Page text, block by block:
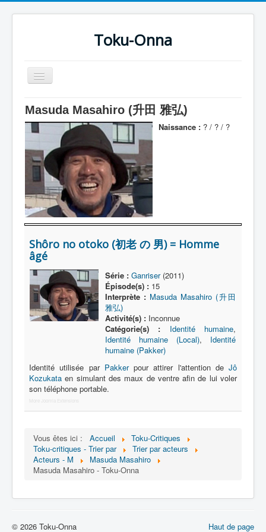
Toku-Onna
Basculer
la
Accueil
Toku-Actrices
Toku-Critiques
Séries
Films
COSAA
Dessins
Artiste Asperger
Lexique
Série
Acteur
Transformation
Équipement
Mecha
Lieu
Épisode
Masuda Masahiro (升田 雅弘)
Naissance : ? / ? / ?
Shôro no otoko (初老 の 男) = Homme
âgé
Série : Ganriser(2011)
Épisode(s) :15
Interprète : Masuda Masahiro (升田
雅弘)
Activité(s) :Inconnue
Catégorie(s) :
Identité humaine,
Identité humaine (Local), Identité
humaine (Pakker)
Identité utilisée par Pakkerpour attirer l'attention de Jô
Kozukata en simulant des maux de ventre afin de lui voler
son téléphone portable.
More Joomla Extensions
Vous êtes ici : Accueil
Toku-Critiques
Toku-critiques - Trier par
Trier par acteurs
Acteurs - M
Masuda Masahiro
Masuda Masahiro - Toku-Onna
Haut de page
© 2026 Toku-Onna